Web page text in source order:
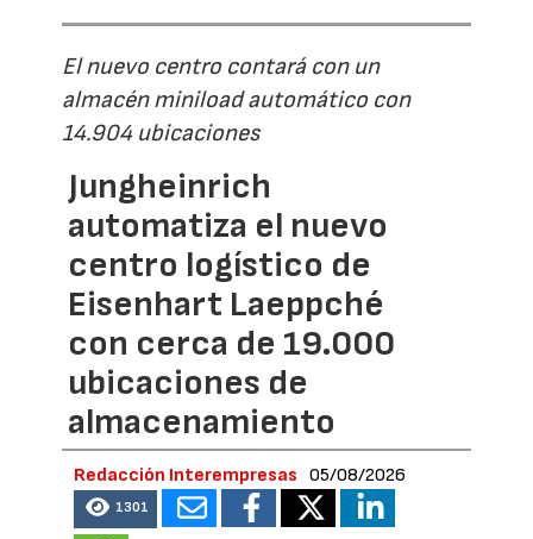
El nuevo centro contará con un
almacén miniload automático con
14.904 ubicaciones
Jungheinrich
automatiza el nuevo
centro logístico de
Eisenhart Laeppché
con cerca de 19.000
ubicaciones de
almacenamiento
Redacción Interempresas 05/08/2026
1301